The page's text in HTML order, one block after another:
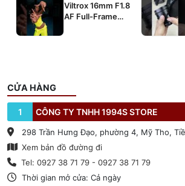
Viltrox 16mm F1.8
AF Full-Frame
CỬA HÀNG
1 CÔNG TY TNHH 1994S STORE
298 Trần Hưng Đạo, phường 4, Mỹ Tho,
Xem bản đồ đường đi
Tel: 0927 38 71 79 - 0927 38 71 79
Thời gian mở cửa: Cả ngày